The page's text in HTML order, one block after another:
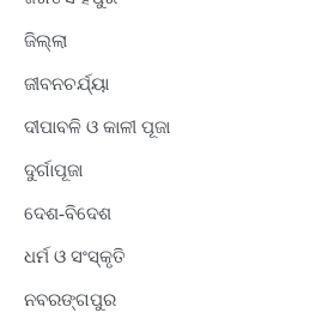
ଜିଲ୍ଲା
ଜୀବନଚର୍ଯ୍ୟା
ଦୀପାବଳି ଓ କାଳୀ ପୂଜା
ଦୁର୍ଗାପୂଜା
ଦେଶ-ବିଦେଶ
ଧର୍ମ ଓ ସଂସ୍କୃତି
ନବରଙ୍ଗପୁର